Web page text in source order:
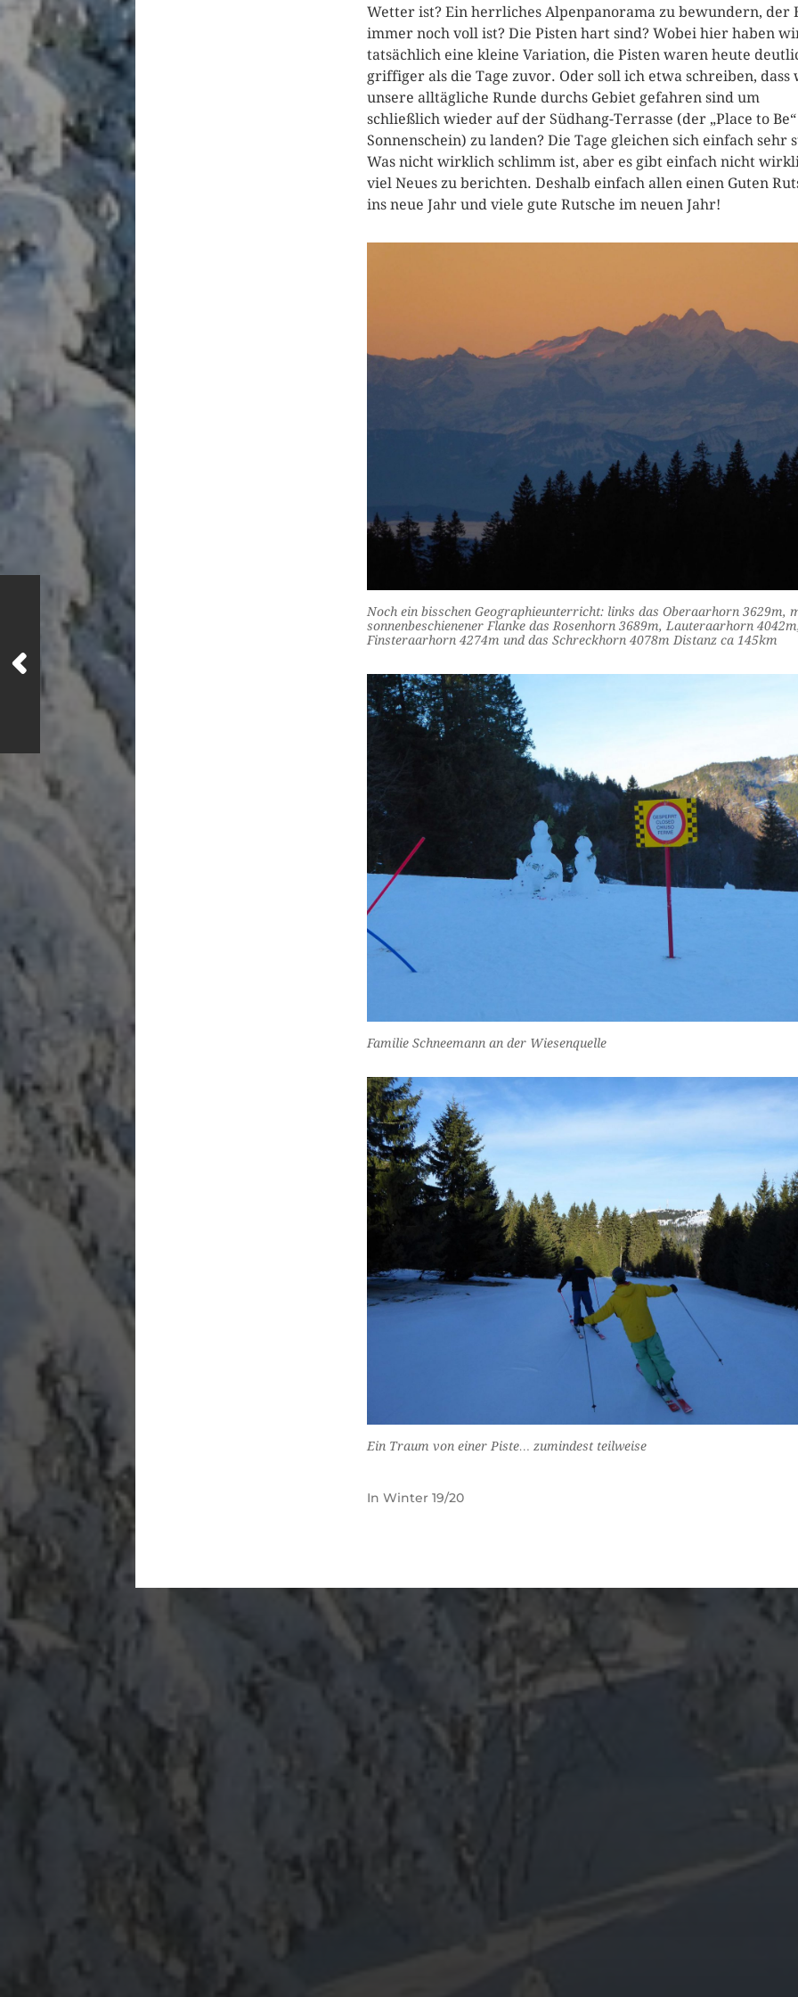
Wetter ist? Ein herrliches Alpenpanorama zu bewundern, der
immer noch voll ist? Die Pisten hart sind? Wobei hier haben
tatsächlich eine kleine Variation, die Pisten waren heute
griffiger als die Tage zuvor. Oder soll ich etwa schreiben, dass
unsere alltägliche Runde durchs Gebiet gefahren sind um
schließlich wieder auf der Südhang-Terrasse (der „Place to
Sonnenschein) zu landen? Die Tage gleichen sich einfach sehr
Was nicht wirklich schlimm ist, aber es gibt einfach nicht
viel Neues zu berichten. Deshalb einfach allen einen Guten
ins neue Jahr und viele gute Rutsche im neuen Jahr!
Noch ein bisschen Geographieunterricht: links das Oberaarhorn 3629m,
sonnenbeschienener Flanke das Rosenhorn 3689m, Lauteraarhorn
Finsteraarhorn 4274m und das Schreckhorn 4078m Distanz ca 145km
Familie Schneemann an der Wiesenquelle
Ein Traum von einer Piste… zumindest teilweise
In Winter 19/20